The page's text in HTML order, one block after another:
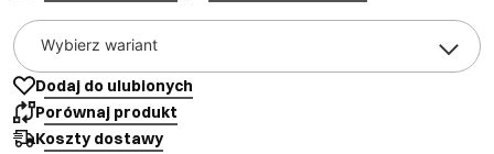
Wybierz wariant
Dodaj do ulubionych
Porównaj produkt
Koszty dostawy